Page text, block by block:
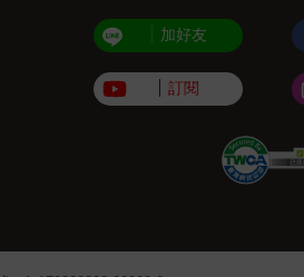
加好友
訂閱